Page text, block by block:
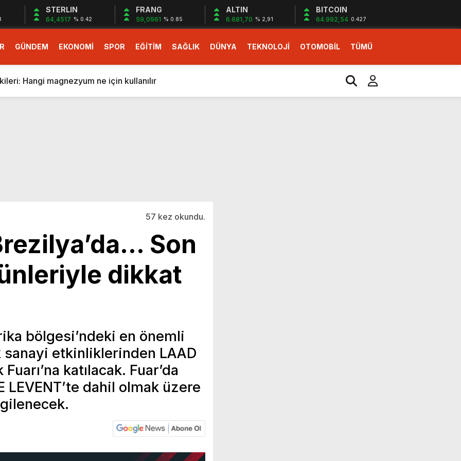
STERLIN
64,4517 % 0.42
FRANG
59,0961 % 0.85
ALTIN
6.681,70 % 2,91
BITCOIN
64.992,54 0.427
GÜNDEM EKONOMİ SPOR EĞİTİM SAĞLIK DÜNYA TEKNOLOJİ OTOMOBİL TÜMÜ
dev teklif
gelecek yeni özellikler belli oldu
Hangi magnezyum ne için kullanılır
başlıyor
dev teklif
57 kez okundu.
Son
dikkat
bölgesi’ndeki en önemli
etkinliklerinden LAAD
katılacak. Fuar’da
LEVENT’te dahil olmak üzere